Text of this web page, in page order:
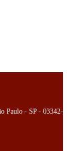
Paulo - SP - 03342-